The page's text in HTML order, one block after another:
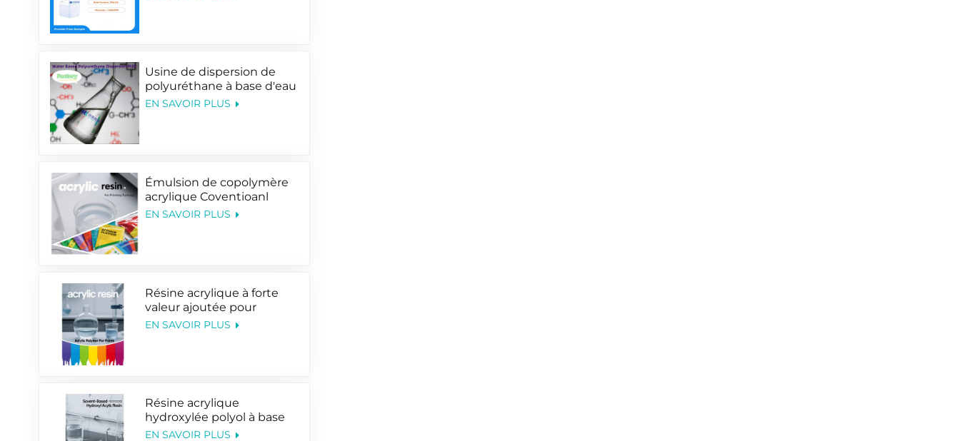
Usine de dispersion de
polyuréthane à base d'eau
EN SAVOIR PLUS
Émulsion de copolymère
acrylique Coventioanl
conçue pour le
EN SAVOIR PLUS
Résine acrylique à forte
valeur ajoutée pour
peintures à base de
EN SAVOIR PLUS
Résine acrylique
hydroxylée polyol à base
de solvant pour peintures
EN SAVOIR PLUS